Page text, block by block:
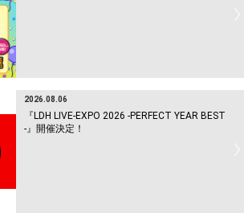
2026.08.06
『LDH LIVE-EXPO 2026 -PERFECT YEAR BEST
-』開催決定！